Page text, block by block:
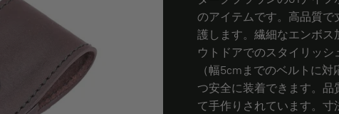
のアイテムです。高品質
護します。繊細なエンボ
ウトドアでのスタイリッ
（幅5cmまでのベルトに
つ安全に装着できます。
て手作りされています。